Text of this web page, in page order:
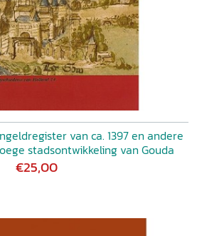
van ca. 1397 en andere
stadsontwikkeling van Gouda
€25,00